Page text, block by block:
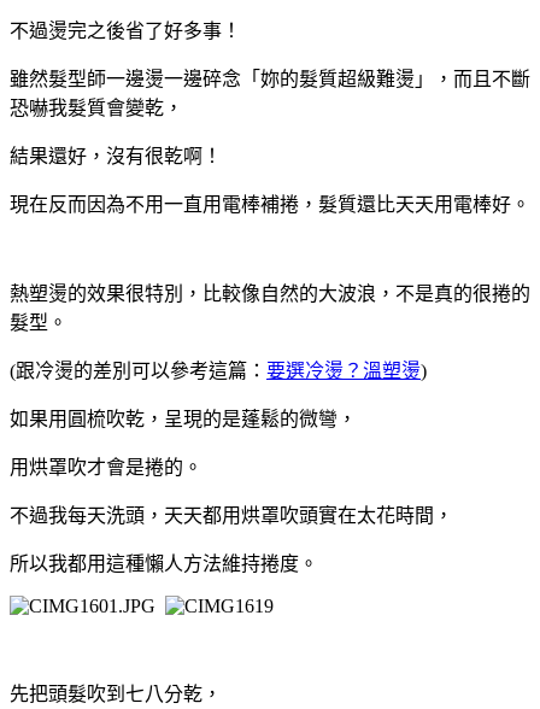
不過燙完之後省了好多事！
雖然髮型師一邊燙一邊碎念「妳的髮質超級難燙」，而且不斷
恐嚇我髮質會變乾，
結果還好，沒有很乾啊！
現在反而因為不用一直用電棒補捲，髮質還比天天用電棒好。
熱塑燙的效果很特別，比較像自然的大波浪，不是真的很捲的
髮型。
(跟冷燙的差別可以參考這篇： 要選冷燙？溫塑燙)
如果用圓梳吹乾，呈現的是蓬鬆的微彎，
用烘罩吹才會是捲的。
不過我每天洗頭，天天都用烘罩吹頭實在太花時間，
所以我都用這種懶人方法維持捲度。
先把頭髮吹到七八分乾，